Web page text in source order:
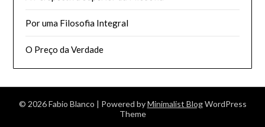
Por uma Filosofia Integral
O Preço da Verdade
© 2026 Fabio Blanco | Powered byMinimalist BlogWordPress
Theme